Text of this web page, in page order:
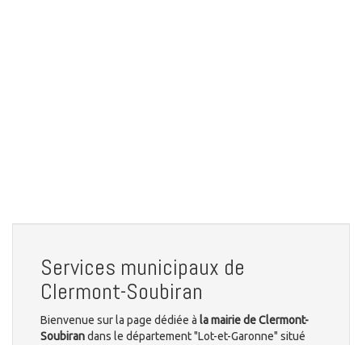
Services municipaux de
Clermont-Soubiran
Bienvenue sur la page dédiée à la mairie de Clermont-
Soubirandans le département "Lot-et-Garonne" situé